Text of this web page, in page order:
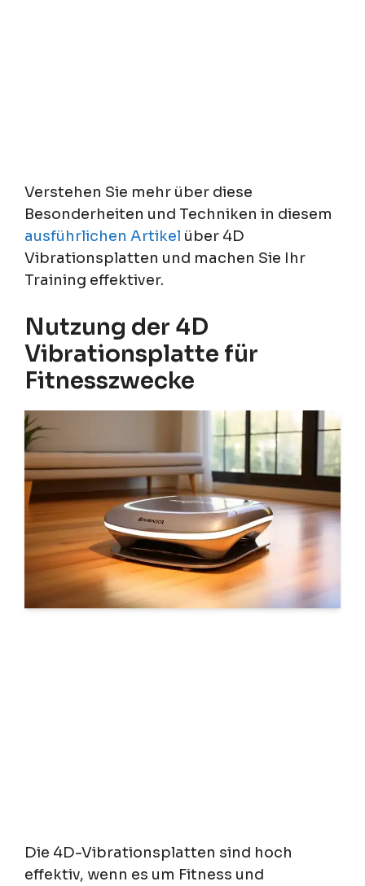
Verstehen Sie mehr über diese
Besonderheiten und Techniken in diesem
ausführlichen Artikel über 4D
Vibrationsplatten und machen Sie Ihr
Training effektiver.
Nutzung der 4D
Vibrationsplatte für
Fitnesszwecke
Die 4D-Vibrationsplatten sind hoch
effektiv, wenn es um Fitness und